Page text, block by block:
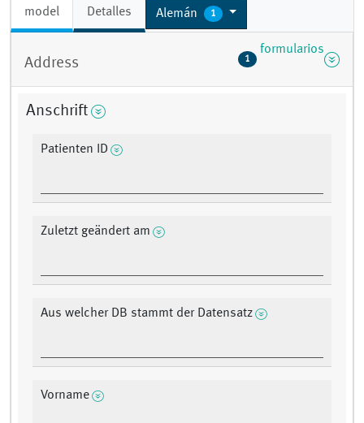
model Detalles Alemán 1
Address 1
formularios
Anschrift
Patienten ID
Zuletzt geändert am
Aus welcher DB stammt der Datensatz
Vorname